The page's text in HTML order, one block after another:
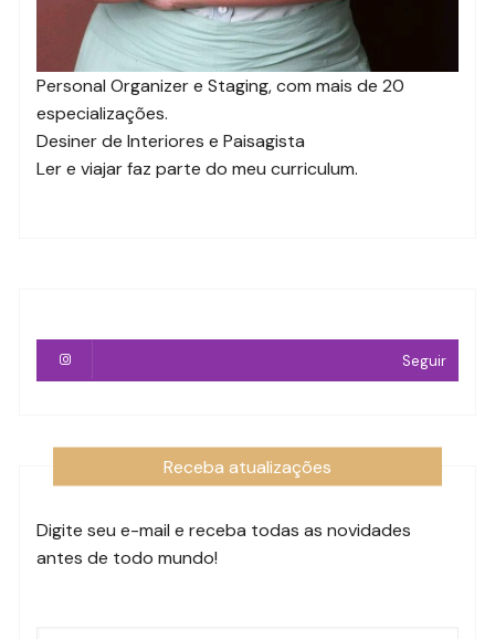
Personal Organizer e Staging, com mais de 20
especializações.
Desiner de Interiores e Paisagista
Ler e viajar faz parte do meu curriculum.
Seguir
Receba atualizações
Digite seu e-mail e receba todas as novidades
antes de todo mundo!